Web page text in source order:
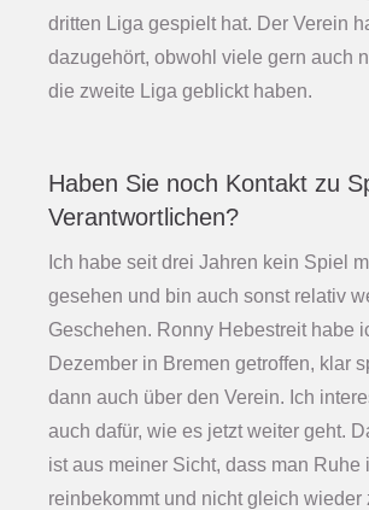
dritten Liga gespielt hat. Der Verein
dazugehört, obwohl viele gern auch
die zweite Liga geblickt haben.
Haben Sie noch Kontakt zu
Verantwortlichen?
Ich habe seit drei Jahren kein Spiel
gesehen und bin auch sonst relativ
Geschehen. Ronny Hebestreit habe
Dezember in Bremen getroffen, klar
dann auch über den Verein. Ich
auch dafür, wie es jetzt weiter geht.
ist aus meiner Sicht, dass man Ruhe
reinbekommt und nicht gleich wieder